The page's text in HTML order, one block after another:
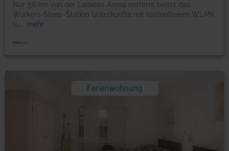
Nur 3,6 km von der Lanxess Arena entfernt bietet das
Workers-Sleep-Station Unterkünfte mit kostenfreiem WLAN
u
mehr
Ferienwohnung